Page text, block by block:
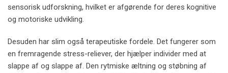
sensorisk udforskning, hvilket er afgørende for deres kognitive
og motoriske udvikling.
Desuden har slim også terapeutiske fordele. Det fungerer som
en fremragende stress-reliever, der hjælper individer med at
slappe af og slappe af. Den rytmiske æltning og støbning af